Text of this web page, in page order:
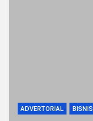
ADVERTORIAL BISNIS